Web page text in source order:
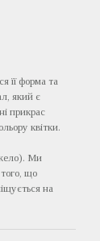
її форма та
який є
прикрас
квітки.
Ми
що
на